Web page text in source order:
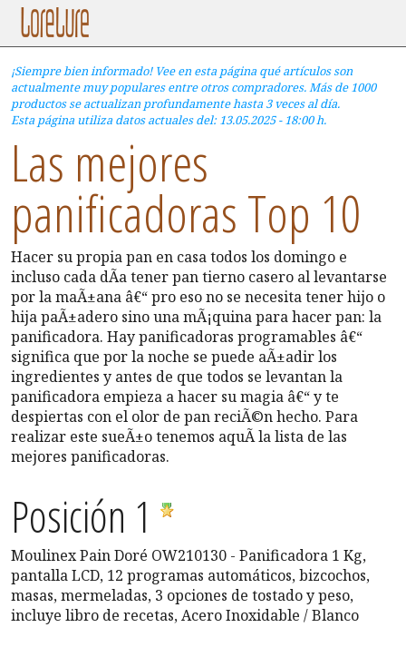
¡Siempre bien informado! Vee en esta página qué artículos son
actualmente muy populares entre otros compradores. Más de 1000
productos se actualizan profundamente hasta 3 veces al día.
Esta página utiliza datos actuales del: 13.05.2025 - 18:00 h.
Las mejores
panificadoras Top 10
Hacer su propia pan en casa todos los domingo e
incluso cada dÃ­a tener pan tierno casero al levantarse
por la maÃ±ana â€“ pro eso no se necesita tener hijo o
hija paÃ±adero sino una mÃ¡quina para hacer pan: la
panificadora. Hay panificadoras programables â€“
significa que por la noche se puede aÃ±adir los
ingredientes y antes de que todos se levantan la
panificadora empieza a hacer su magia â€“ y te
despiertas con el olor de pan reciÃ©n hecho. Para
realizar este sueÃ±o tenemos aquÃ­ la lista de las
mejores panificadoras.
Posición 1
Moulinex Pain Doré OW210130 - Panificadora 1 Kg,
pantalla LCD, 12 programas automáticos, bizcochos,
masas, mermeladas, 3 opciones de tostado y peso,
incluye libro de recetas, Acero Inoxidable / Blanco